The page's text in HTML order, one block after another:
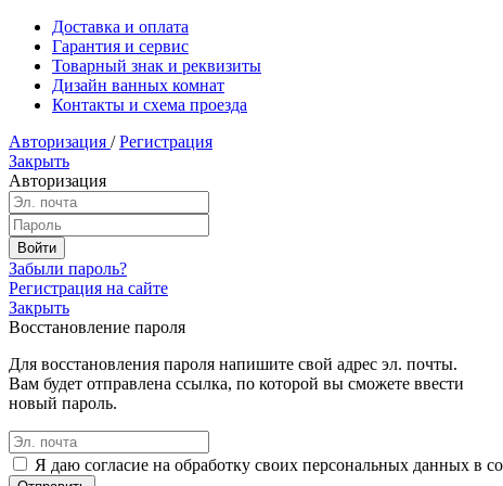
Доставка и оплата
Гарантия и сервис
Товарный знак и реквизиты
Дизайн ванных комнат
Контакты и схема проезда
Авторизация / Регистрация
Закрыть
Авторизация
Забыли пароль?
Регистрация на сайте
Закрыть
Восстановление пароля
Для восстановления пароля напишите свой адрес эл. почты.
Вам будет отправлена ссылка, по которой вы сможете ввести
новый пароль.
Я даю согласие на обработку своих персональных данных в